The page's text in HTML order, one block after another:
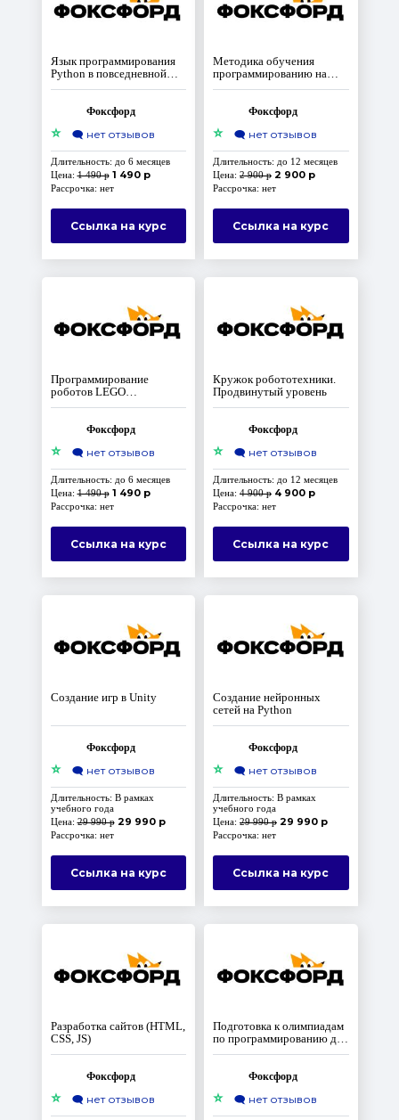
Язык программирования
Python в повседневной
работе учителя
Фоксфорд
⭐ 🗨️ нет отзывов
Длительность: до 6 месяцев
Цена:1 490 р 1 490 р
Рассрочка: нет
Ссылка на курс
Методика обучения
программированию на
Python через создание игр
базового до продвинутого
Фоксфорд
⭐ 🗨️ нет отзывов
Длительность: до 12 месяцев
Цена: 2 900 р 2 900 р
Рассрочка: нет
Ссылка на курс
Программирование
роботов LEGO
MINDSTORMS EV3 на
Фоксфорд
⭐ 🗨️ нет отзывов
Длительность: до 6 месяцев
Цена:1 490 р 1 490 р
Рассрочка: нет
Ссылка на курс
Кружок робототехники.
Продвинутый уровень
Фоксфорд
⭐ 🗨️ нет отзывов
Длительность: до 12 месяцев
Цена: 4 900 р 4 900 р
Рассрочка: нет
Ссылка на курс
Создание игр в Unity
Фоксфорд
⭐ 🗨️ нет отзывов
Длительность: В рамках
учебного года
Цена:29 990 р 29 990 р
Рассрочка: нет
Ссылка на курс
Создание нейронных
сетей на Python
Фоксфорд
⭐ 🗨️ нет отзывов
Длительность: В рамках
учебного года
Цена: 29 990 р 29 990 р
Рассрочка: нет
Ссылка на курс
Разработка сайтов (HTML,
CSS, JS)
Фоксфорд
⭐ 🗨️ нет отзывов
Подготовка к олимпиадам
по программированию для
среднего уровня, 7-8
Фоксфорд
⭐ 🗨️ нет отзывов